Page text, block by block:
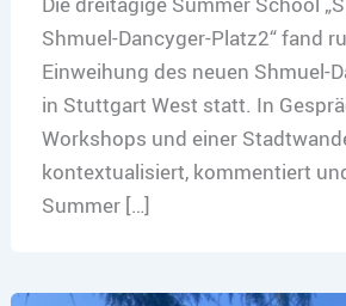
Shmuel-Dancyger-Platz2“ fand
Einweihung des neuen Shmuel-
in Stuttgart West statt. In
Workshops und einer
kontextualisiert, kommentiert
Summer […]